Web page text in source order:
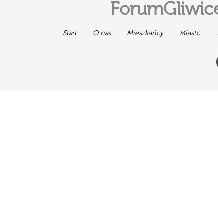
Start O nas Mieszkańcy Miasto